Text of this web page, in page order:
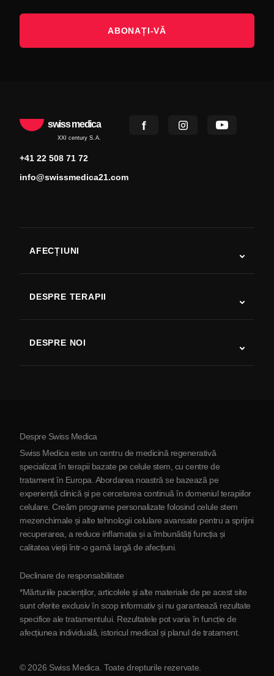
ABONAȚI-VĂ
swiss medica
XXI century S.A.
+41 22 508 71 72
info@swissmedica21.com
AFECȚIUNI
Boala Parkinson
Artrită
DESPRE TERAPII
DESPRE NOI
Despre Serbia
Parteneriat
Contactaţi-ne
Despre Swiss Medica
Swiss Medica este un centru de medicină regenerativă
specializat în terapii bazate pe celule stem, cu centre de
tratament în Europa. Abordarea noastră se bazează pe
experiență clinică și pe cercetarea continuă în domeniul terapiilor
celulare. Creăm programe personalizate folosind celule stem
mezenchimale și alte tehnologii celulare avansate pentru a sprijini
recuperarea, a reduce inflamația și a îmbunătăți funcția și
calitatea vieții într-o gamă largă de afecțiuni.
Declinare de responsabilitate
*Mărturiile pacienților, articolele și alte materiale de pe acest site
sunt oferite exclusiv în scop informativ și nu garantează rezultate
specifice ale tratamentului. Rezultatele pot varia în funcție de
afecțiunea individuală, istoricul medical și planul de tratament.
© 2026 Swiss Medica. Toate drepturile rezervate.